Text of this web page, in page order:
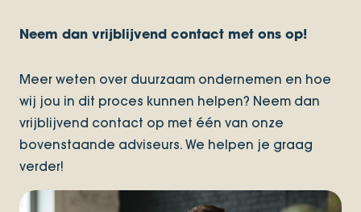
Neem dan vrijblijvend contact met ons op!
Meer weten over duurzaam ondernemen en hoe
wij jou in dit proces kunnen helpen? Neem dan
vrijblijvend contact op met één van onze
bovenstaande adviseurs. We helpen je graag
verder!